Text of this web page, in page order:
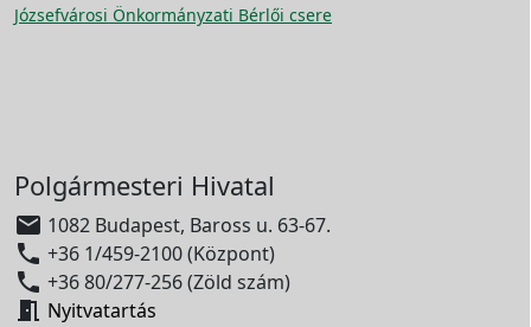
Józsefvárosi Önkormányzati Bérlői csere
Polgármesteri Hivatal
 1082 Budapest, Baross u. 63-67.
 +36 1/459-2100 (Központ)
 +36 80/277-256 (Zöld szám)
 Nyitvatartás